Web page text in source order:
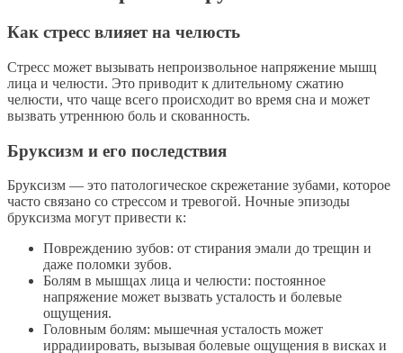
Как стресс влияет на челюсть
Стресс может вызывать непроизвольное напряжение мышц
лица и челюсти. Это приводит к длительному сжатию
челюсти, что чаще всего происходит во время сна и может
вызвать утреннюю боль и скованность.
Бруксизм и его последствия
Бруксизм — это патологическое скрежетание зубами, которое
часто связано со стрессом и тревогой. Ночные эпизоды
бруксизма могут привести к:
Повреждению зубов: от стирания эмали до трещин и
даже поломки зубов.
Болям в мышцах лица и челюсти: постоянное
напряжение может вызвать усталость и болевые
ощущения.
Головным болям: мышечная усталость может
иррадиировать, вызывая болевые ощущения в висках и